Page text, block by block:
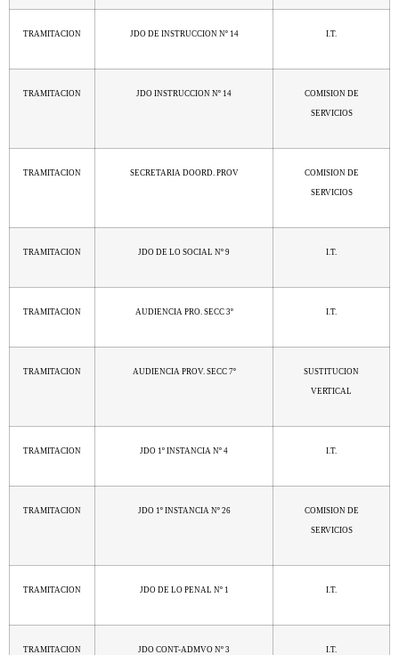
TRAMITACION JDO DE INSTRUCCION Nº 14 I.T.
TRAMITACION JDO INSTRUCCION Nº 14 COMISION DE
SERVICIOS
TRAMITACION SECRETARIA DOORD. PROV COMISION DE
SERVICIOS
TRAMITACION JDO DE LO SOCIAL Nº 9 I.T.
TRAMITACION AUDIENCIA PRO. SECC 3º I.T.
TRAMITACION AUDIENCIA PROV. SECC 7º SUSTITUCION
VERTICAL
TRAMITACION JDO 1º INSTANCIA Nº 4 I.T.
TRAMITACION JDO 1º INSTANCIA Nº 26 COMISION DE
SERVICIOS
TRAMITACION JDO DE LO PENAL Nº 1 I.T.
TRAMITACION JDO CONT-ADMVO Nº 3 I.T.